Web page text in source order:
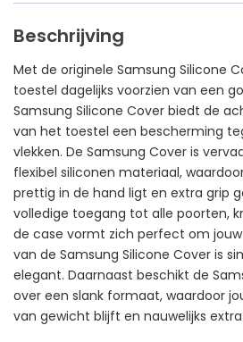
Beschrijving
Met de originele Samsung Silicone
toestel dagelijks voorzien van een
Samsung Silicone Cover biedt de
van het toestel een bescherming
vlekken. De Samsung Cover is
flexibel siliconen materiaal,
prettig in de hand ligt en extra grip
volledige toegang tot alle poorten,
de case vormt zich perfect om
van de Samsung Silicone Cover is
elegant. Daarnaast beschikt de
over een slank formaat, waardoor
van gewicht blijft en nauwelijks